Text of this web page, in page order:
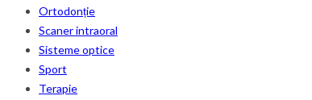
Ortodonție
Scaner intraoral
Sisteme optice
Sport
Terapie